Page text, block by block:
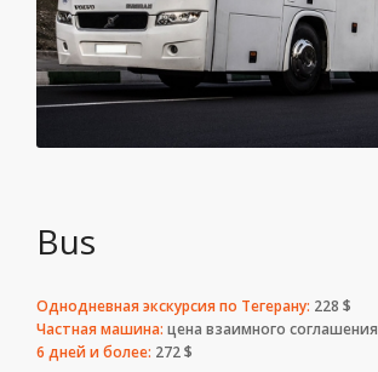
Bus
Однодневная экскурсия по Тегерану: 228 $
Частная машина: цена взаимного соглашения
6 дней и более: 272 $